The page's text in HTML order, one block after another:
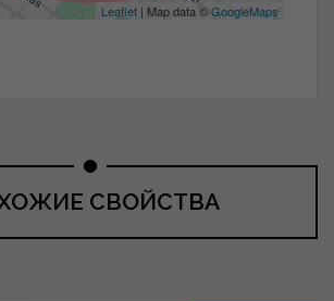
Leaflet | Map data ©GoogleMaps
СВОЙСТВА